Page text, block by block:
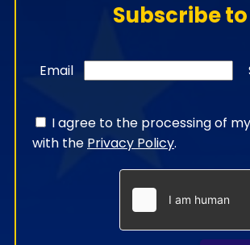
Subscribe
Email
I agree to the processing of
with the Privacy Policy.